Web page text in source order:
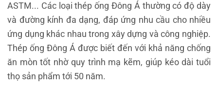
ASTM... Các loại thép ống Đông Á thường có độ dày
và đường kính đa dạng, đáp ứng nhu cầu cho nhiều
ứng dụng khác nhau trong xây dựng và công nghiệp.
Thép ống Đông Á được biết đến với khả năng chống
ăn mòn tốt nhờ quy trình mạ kẽm, giúp kéo dài tuổi
thọ sản phẩm tới 50 năm.